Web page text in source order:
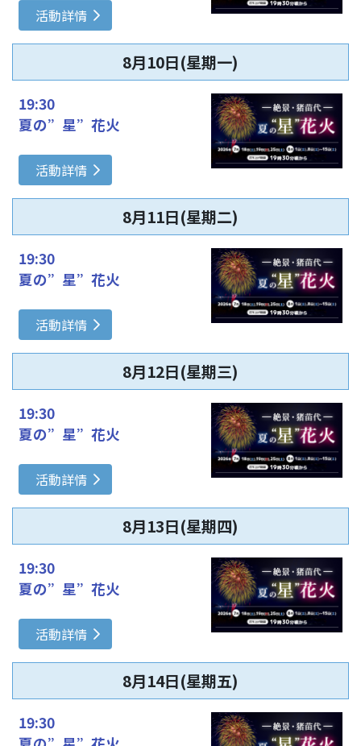
活動詳情
8月10日(星期一)
19:30
夏の”星”花火
活動詳情
8月11日(星期二)
19:30
夏の”星”花火
活動詳情
8月12日(星期三)
19:30
夏の”星”花火
活動詳情
8月13日(星期四)
19:30
夏の”星”花火
活動詳情
8月14日(星期五)
19:30